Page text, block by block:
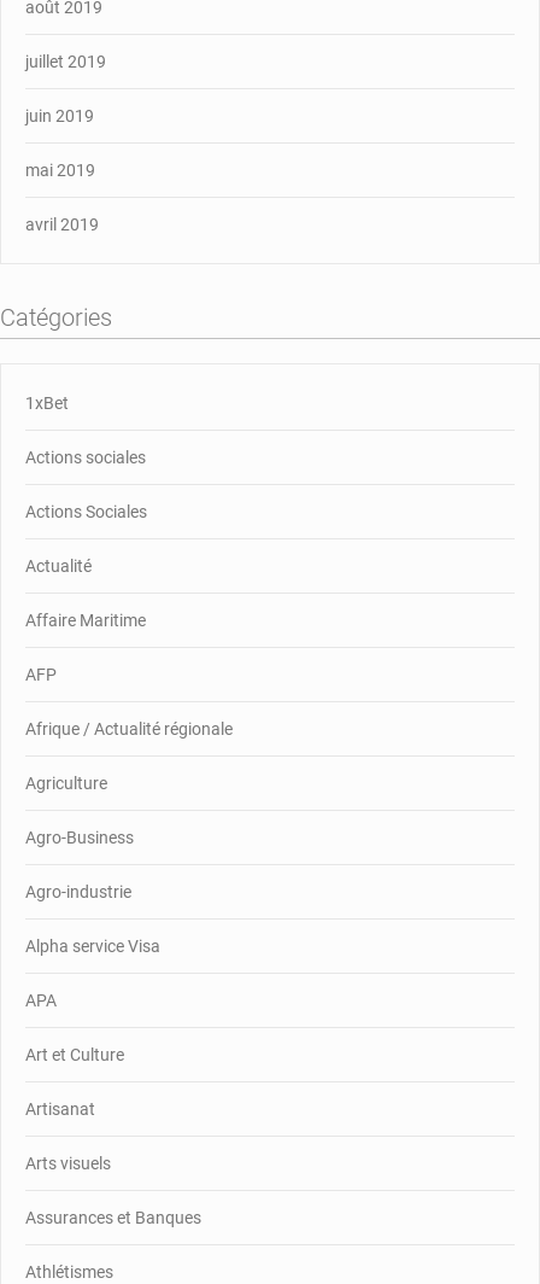
août 2019
juillet 2019
juin 2019
mai 2019
avril 2019
Catégories
1xBet
Actions sociales
Actions Sociales
Actualité
Affaire Maritime
AFP
Afrique / Actualité régionale
Agriculture
Agro-Business
Agro-industrie
Alpha service Visa
APA
Art et Culture
Artisanat
Arts visuels
Assurances et Banques
Athlétismes